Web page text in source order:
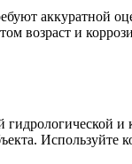
аккуратной
возраст и
гидрологической